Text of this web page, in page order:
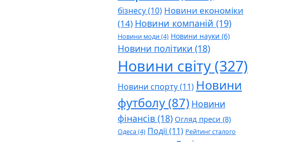
бізнесу(10) Новини економіки
(14) Новини компаній (19)
Новини моди (4) Новини науки (6)
Новини політики (18)
Новини світу (327)
Новини спорту(11) Новини
футболу (87) Новини
фінансів (18) Огляд преси (8)
Одеса (4) Події(11) Рейтинг сталого